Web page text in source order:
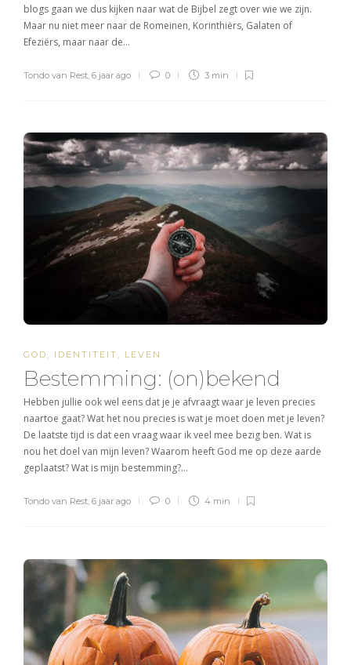
blogs gaan we dus kijken naar wat de Bijbel zegt over wie we zijn.
Maar nu niet meer naar de Romeinen, Korinthiërs, Galaten of
Efeziërs, maar naar de…
Tondo van Rest, 6 jaar ago 0 3 min
GOD IDENTITEIT LEVEN
Bestemming: (on)bekend
Hebben jullie ook wel eens dat je je afvraagt waar je leven precies
naartoe gaat? Wat het nou precies is wat je moet doen met je leven?
De laatste tijd is dat een vraag waar ik veel mee bezig ben. Wat is
nou het doel van mijn leven? Waarom heeft God me op deze aarde
geplaatst? Wat is mijn bestemming?…
Tondo van Rest 6 jaar ago 0 4 min